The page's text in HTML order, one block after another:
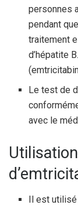
personnes
pendant
traitement
d’hépatite
Le test de
avec le
Il est